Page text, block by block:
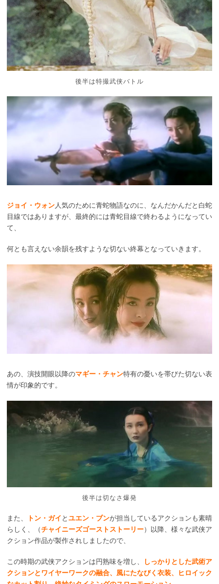
後半は特撮武侠バトル
ジョイ・ウォン人気のために青蛇物語なのに、なんだかんだと白蛇
目線ではありますが、最終的には青蛇目線で終わるようになってい
て、
何とも言えない余韻を残すような切ない終幕となっていきます。
あの、演技開眼以降のマギー・チャン特有の憂いを帯びた切ない表
情が印象的です。
後半は切なさ爆発
また、 トン・ガイ とユエン・ブンが担当しているアクションも素晴
らしく、（チャイニーズゴーストストーリー）以降、様々な武侠ア
クション作品が製作されしましたので、
この時期の武侠アクションは円熟味を増し、
しっかりとした武術ア
クションとワイヤーワークの融合、風にたなびく衣装、ヒロイック